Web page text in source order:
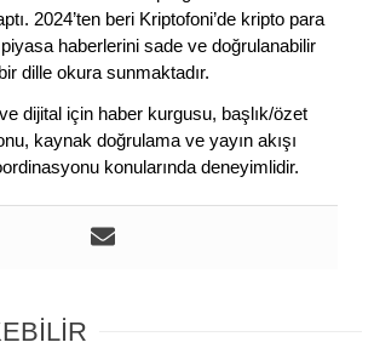
2024’ten beri Kriptofoni’de kripto para
haberlerini sade ve doğrulanabilir
bir dille okura sunmaktadır.
dijital için haber kurgusu, başlık/özet
kaynak doğrulama ve yayın akışı
konularında deneyimlidir.